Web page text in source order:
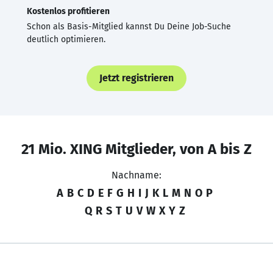
Kostenlos profitieren
Schon als Basis-Mitglied kannst Du Deine Job-Suche
deutlich optimieren.
Jetzt registrieren
21 Mio. XING Mitglieder, von A bis Z
Nachname:
A B C D E F G H I J K L M N O P
Q R S T U V W X Y Z